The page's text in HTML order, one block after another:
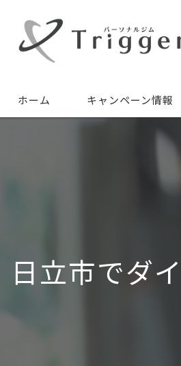
ホーム キャンペーン情報
日立市でダ